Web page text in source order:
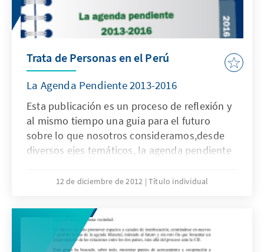
Trata de Personas en el Perú
La Agenda Pendiente 2013-2016
Esta publicación es un proceso de reflexión y
al mismo tiempo una guia para el futuro
sobre lo que nosotros consideramos,desde
diversos ejes temáticos, la agenda pendiente
también la sociedad civil, para enfrentar
12 de diciembre de 2012 Título individual